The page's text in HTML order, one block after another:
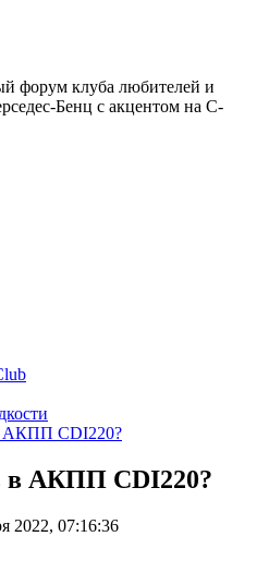
форум клуба любителей и
Бенц с акцентом на C-
АКПП CDI220?
в АКПП CDI220?
2022, 07:16:36